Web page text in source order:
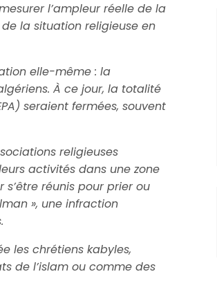
l’ampleur réelle de la
la situation religieuse en
elle-même : la
À ce jour, la totalité
seraient fermées, souvent
religieuses
activités dans une zone
réunis pour prier ou
», une infraction
les chrétiens kabyles,
de l’islam ou comme des